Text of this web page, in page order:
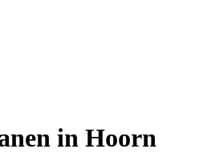
in Hoorn